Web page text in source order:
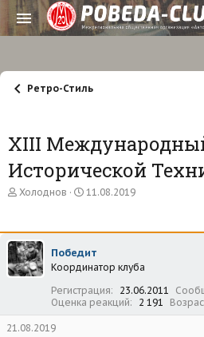
Ретро-Стиль
ХIII
Исторической
А
о
р
т
е
Холоднов
Д
а
а
ч
л
а
11.08.2019
Победит
Координатор клуба
Регистрация
23.06.2011
Оценка реакций
2 191
21.08.2019